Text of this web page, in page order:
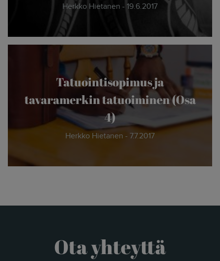
Herkko Hietanen - 19.6.2017
Tatuointisopimus ja
tavaramerkin tatuoiminen (Osa
4)
Herkko Hietanen - 7.7.2017
Ota yhteyttä